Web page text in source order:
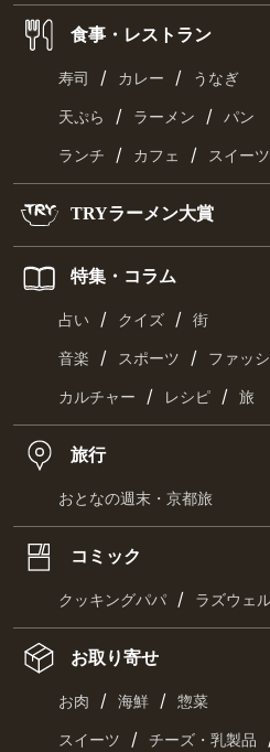
食事・レストラン
寿司 / カレー / うなぎ
天ぷら / ラーメン / パン
ランチ / カフェ / スイーツ
TRYラーメン大賞
特集・コラム
占い / クイズ / 街
音楽 / スポーツ / ファッ
カルチャー / レシピ / 旅
旅行
おとなの週末・京都旅
コミック
クッキングパパ / ラズウェ
お取り寄せ
お肉 / 海鮮 / 惣菜
スイーツ / チーズ・乳製品